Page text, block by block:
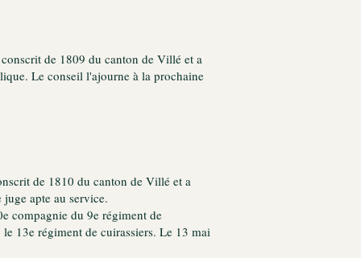
de 1809 du canton de Villé et a
Le conseil l'ajourne à la prochaine
de 1810 du canton de Villé et a
apte au service.
compagnie du 9e régiment de
13e régiment de cuirassiers. Le 13 mai